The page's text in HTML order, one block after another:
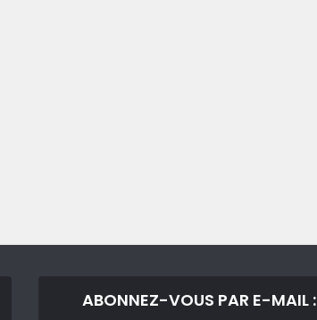
ABONNEZ-VOUS PAR E-MAIL :